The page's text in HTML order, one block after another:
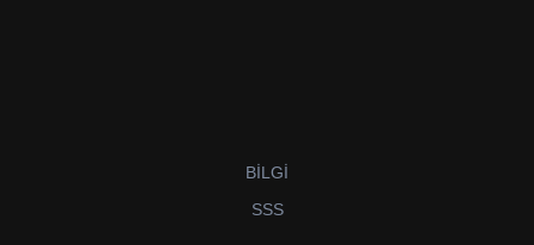
BİLGİ
SSS